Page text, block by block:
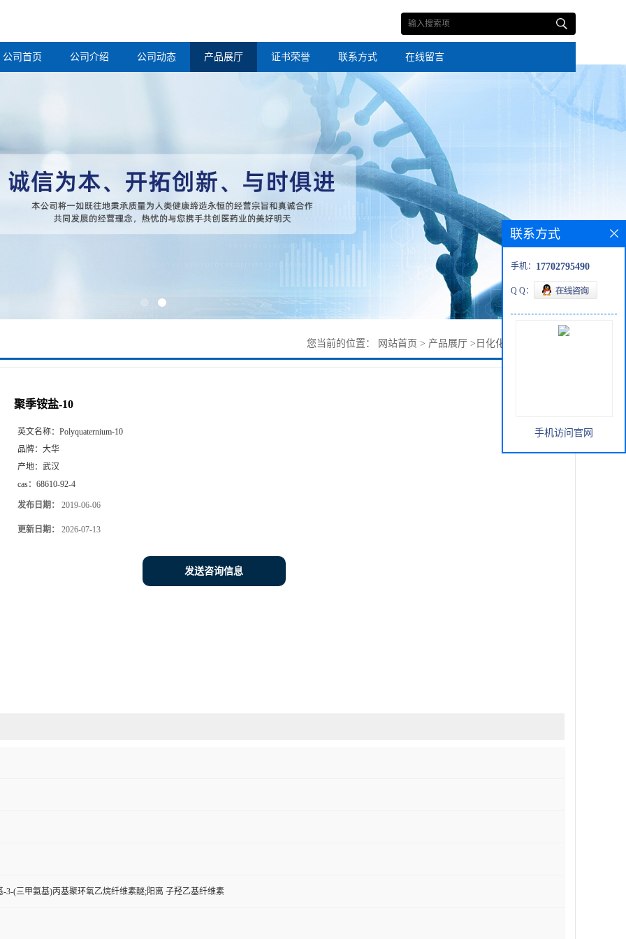
公司首页 公司介绍 公司动态 产品展厅 证书荣誉 联系方式 在线留言
您当前的位置： 网站首页 > 产品展厅 > 日化化工
聚季铵盐-10
英文名称： Polyquaternium-10
品牌： 大华
产地： 武汉
cas： 68610-92-4
发布日期： 2019-06-06
更新日期： 2026-07-13
发送咨询信息
-3-(三甲氨基)丙基聚环氧乙烷纤维素醚;阳离 子羟乙基纤维素
联系方式
手机： 17702795490
Q Q：
手机访问官网